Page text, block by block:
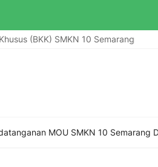
(BKK) SMKN 10 Semarang
MOU SMKN 10 Semarang